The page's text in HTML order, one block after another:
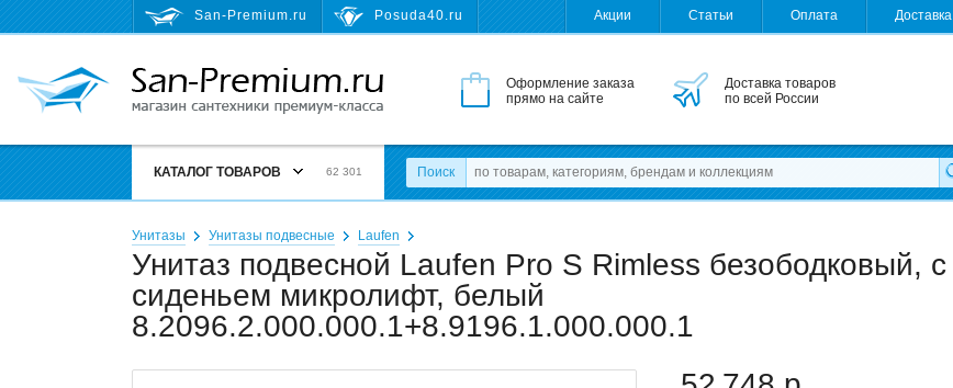
San-Premium.ru Posuda40.ru Акции Статьи Оплата Доставка
Оформление заказа
прямо на сайте
Доставка товаров
по всей России
КАТАЛОГ ТОВАРОВ 62 301 Поиск
Унитазы Унитазы подвесные Laufen
Унитаз подвесной Laufen Pro S Rimless безободковый, с
сиденьем микролифт, белый
8.2096.2.000.000.1+8.9196.1.000.000.1